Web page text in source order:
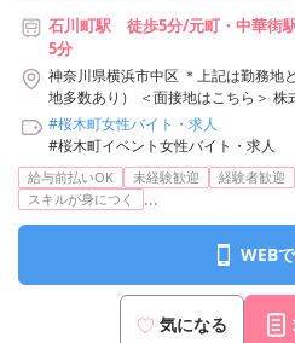
石川町駅 徒歩5分/元町・中華
5分
神奈川県横浜市中区 ＊上記は勤務地
地多数あり） ＜面接地はこちら＞ 株式会社オリエンタル警備 横浜支社
神奈川県横浜市神奈川区鶴屋町3-29-
セス：「横浜駅」西口から徒歩3分
石川町駅周辺エリア
#桜木町女性バイト・求人
#桜木町イベント女性バイト・求人
給与前払いOK 未経験歓迎 経験者歓迎
スキルが身につく
...
WEB
気になる